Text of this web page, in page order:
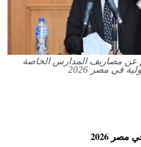
عن مصاريف المدارس الخاصة
في مصر 2026
2026